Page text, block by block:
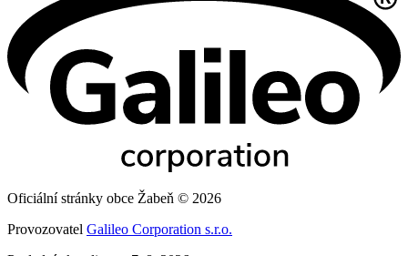
Oficiální stránky obce Žabeň © 2026
Provozovatel Galileo Corporation s.r.o.